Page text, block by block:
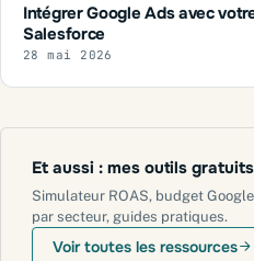
Intégrer Google Ads avec
Salesforce
28 mai 2026
Et aussi : mes outils gratuits
Simulateur ROAS, budget
par secteur, guides pratiques.
Voir toutes les ressources